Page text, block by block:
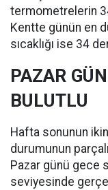
termometrelerin
Kentte günün en
sıcaklığı ise 34
PAZAR
BULUTLU
Hafta sonunun
durumunun
Pazar günü gece
seviyesinde